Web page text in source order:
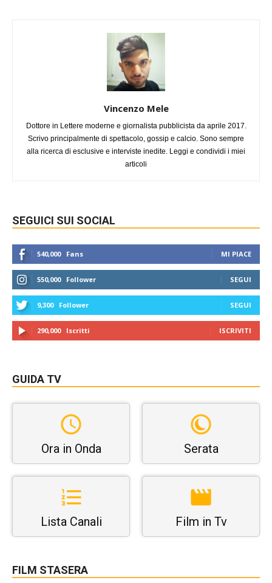
Vincenzo Mele
Dottore in Lettere moderne e giornalista pubblicista da aprile 2017.
Scrivo principalmente di spettacolo, gossip e calcio. Sono sempre
alla ricerca di esclusive e interviste inedite. Leggi e condividi i miei
articoli
SEGUICI SUI SOCIAL
540,000 Fans MI PIACE
550,000 Follower SEGUI
9,300 Follower SEGUI
290,000 Iscritti ISCRIVITI
GUIDA TV
Ora in Onda Serata
Lista Canali Film in Tv
FILM STASERA